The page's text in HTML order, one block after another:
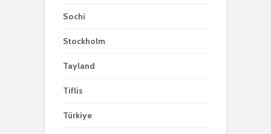
Sochi
Stockholm
Tayland
Tiflis
Türkiye